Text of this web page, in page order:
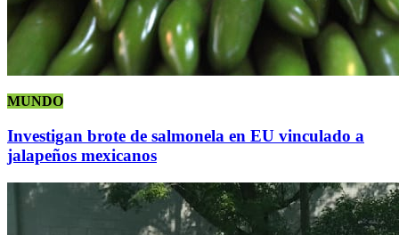
MUNDO
Investigan brote de salmonela en EU vinculado a
jalapeños mexicanos